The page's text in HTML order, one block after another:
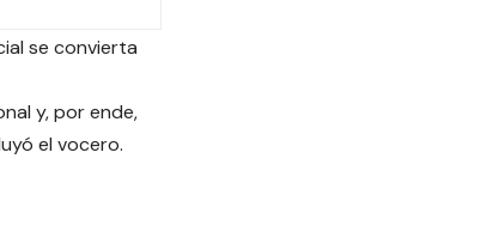
se convierta
y, por ende,
el vocero.